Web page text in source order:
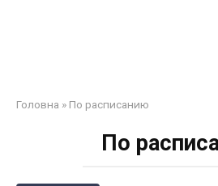
Головна » По расписанию
По